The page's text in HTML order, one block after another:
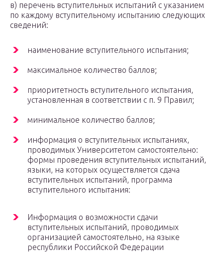
в) перечень вступительных испытаний с указанием
по каждому вступительному испытанию следующих
сведений:
наименование вступительного испытания;
максимальное количество баллов;
приоритетность вступительного испытания,
установленная в соответствии с п. 9 Правил;
минимальное количество баллов;
информация о вступительных испытаниях,
проводимых Университетом самостоятельно:
формы проведения вступительных испытаний,
языки, на которых осуществляется сдача
вступительных испытаний, программа
вступительного испытания:
Информация о возможности сдачи
вступительных испытаний, проводимых
организацией самостоятельно, на языке
республики Российской Федерации